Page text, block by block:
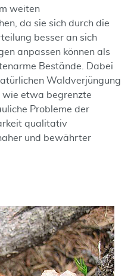
weiten
da sie sich durch die
besser an sich
anpassen können als
Bestände. Dabei
Waldverjüngung
etwa begrenzte
Probleme der
qualitativ
und bewährter